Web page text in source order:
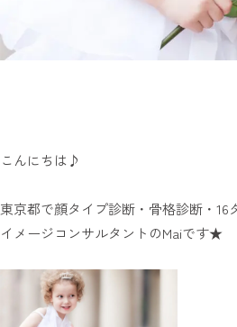
こんにちは♪
東京都で顔タイプ診断・骨格診断・16
イメージコンサルタント⁣のMaiです★